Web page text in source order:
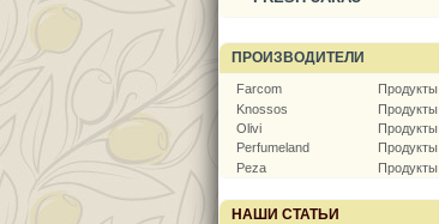
ПРОИЗВОДИТЕЛИ
Farcom
Продукты
Knossos
Продукты
Olivi
Продукты
Perfumeland
Продукты
Peza
Продукты
НАШИ СТАТЬИ